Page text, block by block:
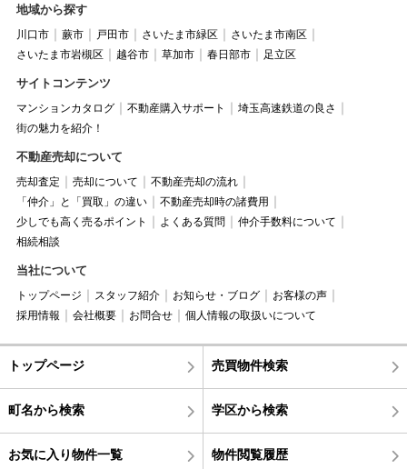
地域から探す
川口市 蕨市 戸田市 さいたま市緑区
さいたま市南区
さいたま市岩槻区
越谷市 草加市 春日部市 足立区
サイトコンテンツ
マンションカタログ 不動産購入サポート
埼玉高速鉄道の良さ
街の魅力を紹介！
不動産売却について
売却査定 売却について
不動産売却の流れ
「仲介」と「買取」の違い
不動産売却時の諸費用
少しでも高く売るポイント
よくある質問
仲介手数料について
相続相談
当社について
トップページ スタッフ紹介 お知らせ・ブログ
お客様の声
採用情報
会社概要 お問合せ 個人情報の取扱いについて
トップページ 売買物件検索
町名から検索 学区から検索
お気に入り物件一覧 物件閲覧履歴